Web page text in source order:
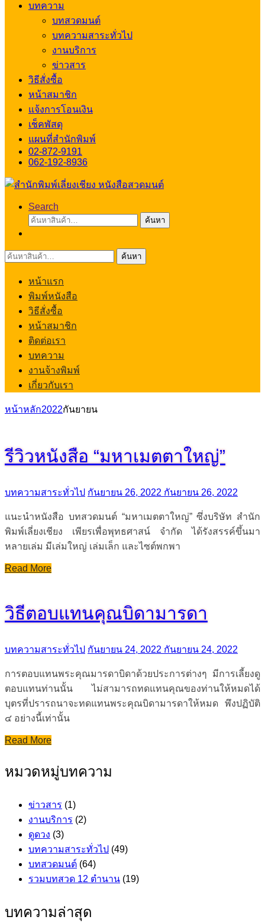
บทความ
บทสวดมนต์
บทความสาระทั่วไป
งานบริการ
ข่าวสาร
วิธีสั่งซื้อ
หน้าสมาชิก
แจ้งการโอนเงิน
เช็คพัสดุ
แผนที่สำนักพิมพ์
02-872-9191
062-192-8936
Search
ค้นหา:
ค้นหา
ค้นหา: ค้นหา
หน้าแรก
พิมพ์หนังสือ
วิธีสั่งซื้อ
หน้าสมาชิก
ติดต่อเรา
บทความ
งานจ้างพิมพ์
เกี่ยวกับเรา
หน้าหลัก2022กันยายน
รีวิวหนังสือ “มหาเมตตาใหญ่”
บทความสาระทั่วไป กันยายน 26, 2022 กันยายน 26, 2022
แนะนำหนังสือ บทสวดมนต์ “มหาเมตตาใหญ่” ซึ่งบริษัท สำนัก
พิมพ์เลี่ยงเชียง เพียรเพื่อพุทธศาสน์ จำกัด ได้รังสรรค์ขึ้นมา
หลายเล่ม มีเล่มใหญ่ เล่มเล็ก และไซต์พกพา
Read More
วิธีตอบแทนคุณบิดามารดา
บทความสาระทั่วไป กันยายน 24, 2022 กันยายน 24, 2022
การตอบแทนพระคุณมารดาบิดาด้วยประการต่างๆ มีการเลี้ยงดู
ตอบแทนท่านนั้น ไม่สามารถทดแทนคุณของท่านให้หมดได้
บุตรที่ปรารถนาจะทดแทนพระคุณบิดามารดาให้หมด พึงปฏิบัติ
๔ อย่างนี้เท่านั้น
Read More
หมวดหมู่บทความ
ข่าวสาร (1)
งานบริการ (2)
ดูดวง (3)
บทความสาระทั่วไป (49)
บทสวดมนต์ (64)
รวมบทสวด 12 ตำนาน (19)
บทความล่าสุด